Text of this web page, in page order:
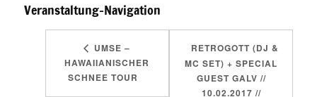
Veranstaltung-Navigation
UMSE –
HAWAIIANISCHER
SCHNEE TOUR
RETROGOTT (DJ &
MC SET) + SPECIAL
GUEST GALV //
10.02.2017 //